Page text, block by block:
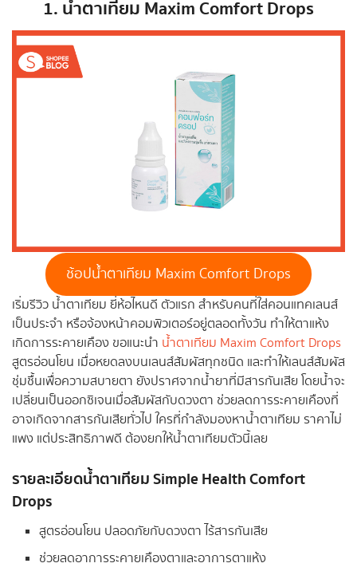
1. น้ำตาเทียม Maxim Comfort Drops
ช้อปน้ำตาเทียม Maxim Comfort Drops
เริ่มรีวิว น้ำตาเทียม ยี่ห้อไหนดี ตัวแรก สำหรับคนที่ใส่คอนแทคเลนส์
เป็นประจำ หรือจ้องหน้าคอมพิวเตอร์อยู่ตลอดทั้งวัน ทำให้ตาแห้ง
เกิดการระคายเคือง ขอแนะนำ น้ำตาเทียม Maxim Comfort Drops
สูตรอ่อนโยน เมื่อหยดลงบนเลนส์สัมผัสทุกชนิด และทำให้เลนส์สัมผัส
ชุ่มชื้นเพื่อความสบายตา ยังปราศจากน้ำยาที่มีสารกันเสีย โดยน้ำจะ
เปลี่ยนเป็นออกซิเจนเมื่อสัมผัสกับดวงตา ช่วยลดการระคายเคืองที่
อาจเกิดจากสารกันเสียทั่วไป ใครที่กำลังมองหาน้ำตาเทียม ราคาไม่
แพง แต่ประสิทธิภาพดี ต้องยกให้น้ำตาเทียมตัวนี้เลย
รายละเอียดน้ำตาเทียม Simple Health Comfort
Drops
สูตรอ่อนโยน ปลอดภัยกับดวงตา ไร้สารกันเสีย
ช่วยลดอาการระคายเคืองตาและอาการตาแห้ง